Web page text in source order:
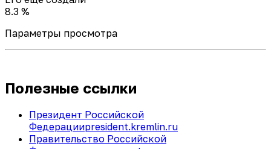
8.3 %
Параметры просмотра
Полезные ссылки
Президент Российской
Федерацииpresident.kremlin.ru
Правительство Российской